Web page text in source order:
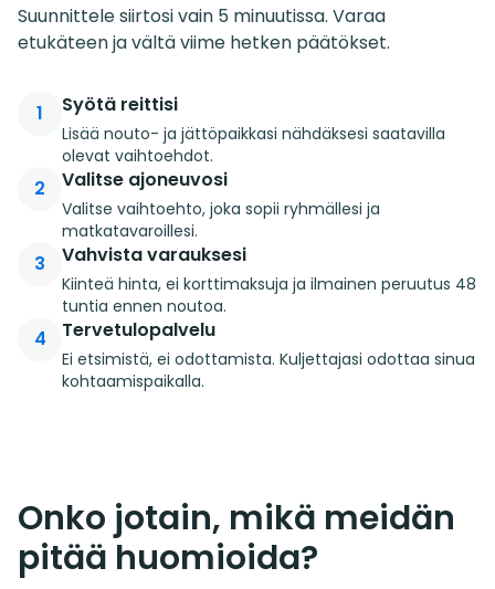
Suunnittele siirtosi vain 5 minuutissa. Varaa
etukäteen ja vältä viime hetken päätökset.
1 Syötä reittisi
Lisää nouto- ja jättöpaikkasi nähdäksesi saatavilla
olevat vaihtoehdot.
2 Valitse ajoneuvosi
Valitse vaihtoehto, joka sopii ryhmällesi ja
matkatavaroillesi.
3 Vahvista varauksesi
Kiinteä hinta, ei korttimaksuja ja ilmainen peruutus 48
tuntia ennen noutoa.
4 Tervetulopalvelu
Ei etsimistä, ei odottamista. Kuljettajasi odottaa sinua
kohtaamispaikalla.
Onko jotain, mikä meidän
pitää huomioida?